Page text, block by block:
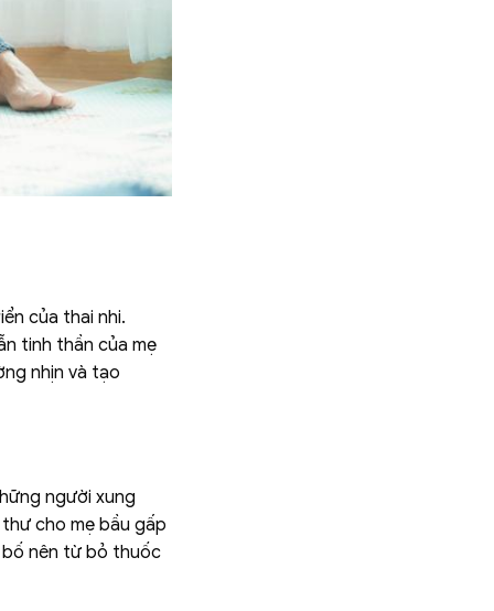
của thai nhi.
tinh thần của mẹ
nhịn và tạo
người xung
cho mẹ bầu gấp
bố nên từ bỏ thuốc